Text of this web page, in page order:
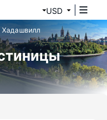
USD
Хадашвилл